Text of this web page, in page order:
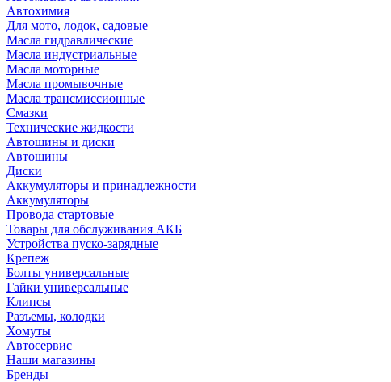
Автохимия
Для мото, лодок, садовые
Масла гидравлические
Масла индустриальные
Масла моторные
Масла промывочные
Масла трансмиссионные
Смазки
Технические жидкости
Автошины и диски
Автошины
Диски
Аккумуляторы и принадлежности
Аккумуляторы
Провода стартовые
Товары для обслуживания АКБ
Устройства пуско-зарядные
Крепеж
Болты универсальные
Гайки универсальные
Клипсы
Разъемы, колодки
Хомуты
Автосервис
Наши магазины
Бренды